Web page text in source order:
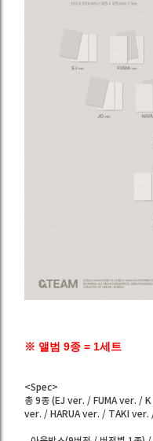
※ 앨범 9종 = 1세트
<Spec>
총 9종 (EJ ver. / FUMA ver. /
ver. / HARUA ver. / TAKI ver.